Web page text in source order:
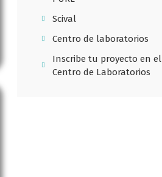
Scival
Centro de laboratorios
Inscribe tu proyecto en el
Centro de Laboratorios